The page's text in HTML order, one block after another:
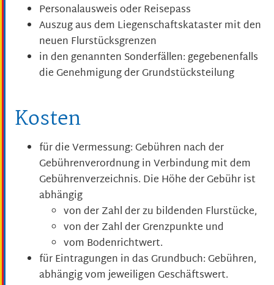
Personalausweis oder Reisepass
Auszug aus dem Liegenschaftskataster mit den
neuen Flurstücksgrenzen
in den genannten Sonderfällen: gegebenenfalls
die Genehmigung der Grundstücksteilung
Kosten
für die Vermessung: Gebühren nach der
Gebührenverordnung in Verbindung mit dem
Gebührenverzeichnis. Die Höhe der Gebühr ist
abhängig
von der Zahl der zu bildenden Flurstücke,
von der Zahl der Grenzpunkte und
vom Bodenrichtwert.
für Eintragungen in das Grundbuch: Gebühren,
abhängig vom jeweiligen Geschäftswert.